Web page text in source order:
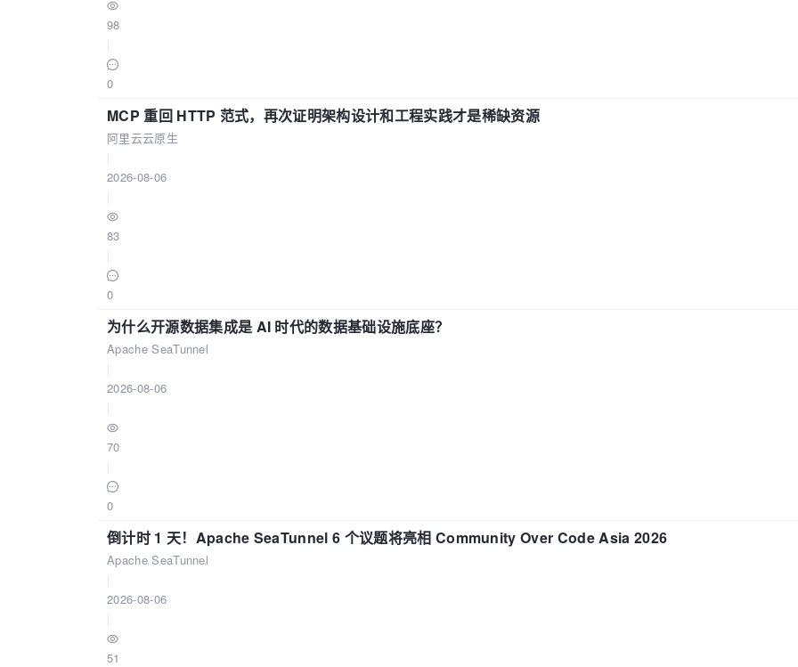
98
0
MCP 重回 HTTP 范式，再次证明架构设计和工程实践才是稀缺资源
阿里云云原生
2026-08-06
83
0
为什么开源数据集成是 AI 时代的数据基础设施底座？
Apache SeaTunnel
2026-08-06
70
0
倒计时 1 天！Apache SeaTunnel 6 个议题将亮相 Community Over Code Asia 2026
Apache SeaTunnel
2026-08-06
51